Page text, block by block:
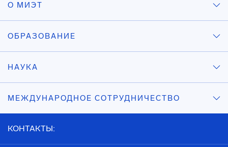
О МИЭТ
ОБРАЗОВАНИЕ
НАУКА
МЕЖДУНАРОДНОЕ СОТРУДНИЧЕСТВО
КОНТАКТЫ: